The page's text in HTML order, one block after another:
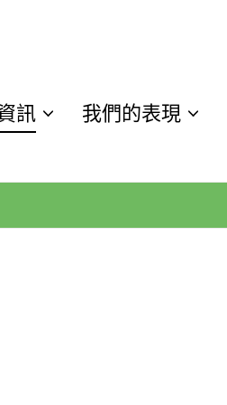
訊 我們的表現